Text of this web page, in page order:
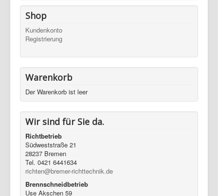
Shop
Kundenkonto
Registrierung
Warenkorb
Der Warenkorb ist leer
Wir sind für Sie da.
Richtbetrieb
Südweststraße 21
28237 Bremen
Tel. 0421 6441634
richten@bremer-richttechnik.de
Brennschneidbetrieb
Use Akschen 59